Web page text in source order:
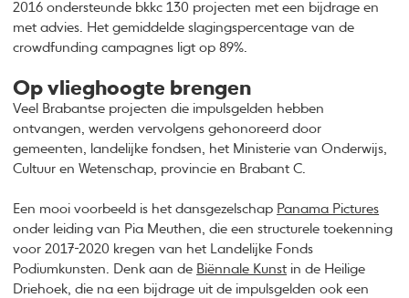
2016 ondersteunde bkkc 130 projecten met een bijdrage en
met advies. Het gemiddelde slagingspercentage van de
crowdfunding campagnes ligt op 89%.
Op vlieghoogte brengen
Veel Brabantse projecten die impulsgelden hebben
ontvangen, werden vervolgens gehonoreerd door
gemeenten, landelijke fondsen, het Ministerie van Onderwijs,
Cultuur en Wetenschap, provincie en Brabant C.
Een mooi voorbeeld is het dansgezelschap Panama Pictures
onder leiding van Pia Meuthen, die een structurele toekenning
voor 2017-2020 kregen van het Landelijke Fonds
Podiumkunsten. Denk aan de Biënnale Kunst in de Heilige
Driehoek, die na een bijdrage uit de impulsgelden ook een